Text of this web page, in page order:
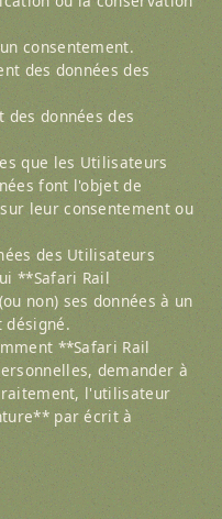
consentement.
des données des
données des
que les Utilisateurs
font l'objet de
leur consentement ou
des Utilisateurs
**Safari Rail
non) ses données à un
**Safari Rail
demander à
l'utilisateur
par écrit à